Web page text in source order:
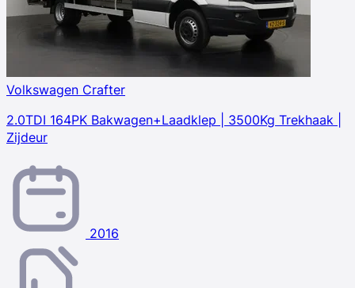
Volkswagen Crafter
2.0TDI 164PK Bakwagen+Laadklep | 3500Kg Trekhaak |
Zijdeur
2016